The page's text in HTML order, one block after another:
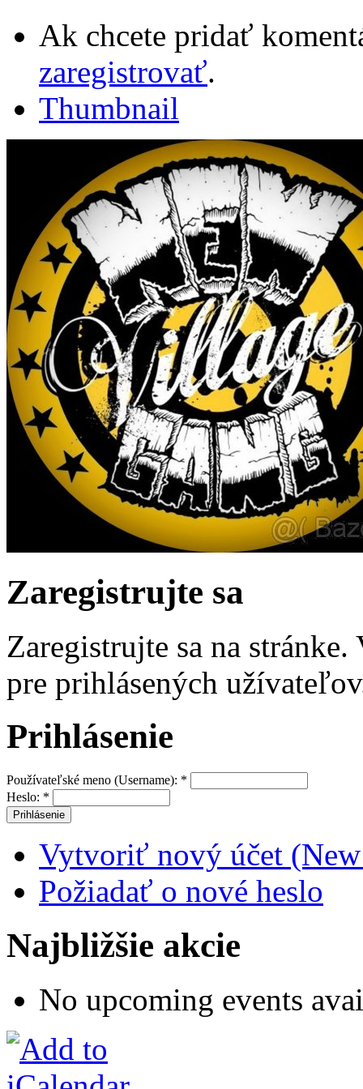
Ak chcete pridať
zaregistrovať.
Thumbnail
Zaregistrujte sa
Zaregistrujte sa na
pre prihlásených
Prihlásenie
Používateľské meno (Username): *
Heslo: *
Vytvoriť nový účet
Požiadať o nové heslo
Najbližšie akcie
No upcoming events